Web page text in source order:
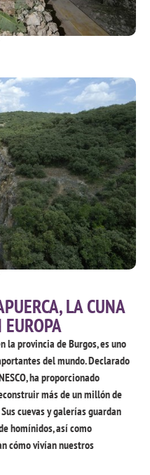
LA CUNA
la provincia de Burgos, es uno
del mundo. Declarado
ha proporcionado
más de un millón de
cuevas y galerías guardan
homínidos, así como
cómo vivían nuestros